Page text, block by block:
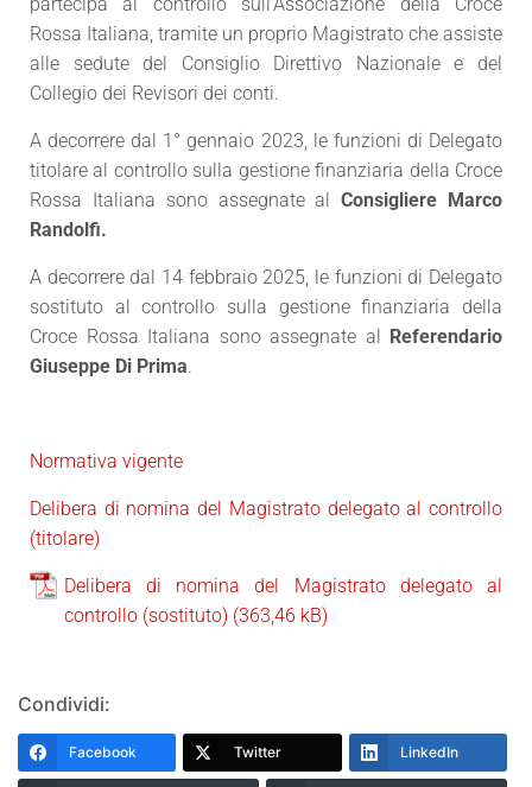
Rossa Italiana, tramite un proprio Magistrato che assiste
alle sedute del Consiglio Direttivo Nazionale e del
Collegio dei Revisori dei conti.
A decorrere dal 1° gennaio 2023, le funzioni di Delegato
titolare al controllo sulla gestione finanziaria della Croce
Rossa Italiana sono assegnate alConsigliere Marco
Randolfi.
A decorrere dal 14 febbraio 2025, le funzioni di Delegato
sostituto al controllo sulla gestione finanziaria della
Croce Rossa Italiana sono assegnate al Referendario
Giuseppe Di Prima.
Normativa vigente
Delibera di nomina del Magistrato delegato al controllo
(titolare)
Delibera di nomina del Magistrato delegato al
controllo (sostituto)
Condividi:
Facebook Twitter LinkedIn